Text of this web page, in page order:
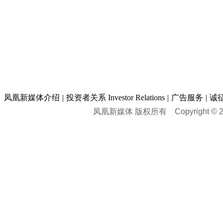
凤凰新媒体介绍 | 投资者关系 Investor Relations | 广告服务 | 诚
凤凰新媒体 版权所有 Copyright ©